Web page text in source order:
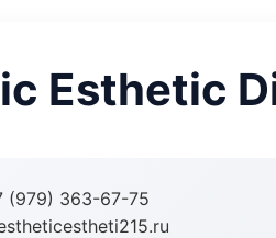
Esthetic
(979) 363-67-75